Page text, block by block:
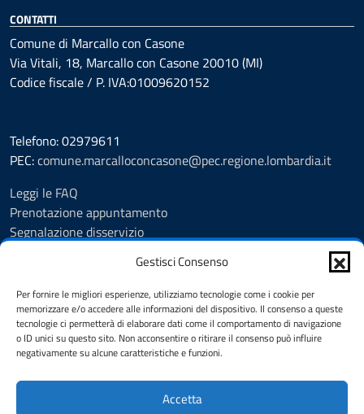
Gestisci Consenso
Per fornire le migliori esperienze, utilizziamo tecnologie come i cookie per
memorizzare e/o accedere alle informazioni del dispositivo. Il consenso a queste
tecnologie ci permetterà di elaborare dati come il comportamento di navigazione
o ID unici su questo sito. Non acconsentire o ritirare il consenso può influire
negativamente su alcune caratteristiche e funzioni.
Accetta
CONTATTI
Comune di Marcallo con Casone
Via Vitali, 18, Marcallo con Casone 20010 (MI)
Codice fiscale / P. IVA:01009620152
Telefono: 02979611
PEC:comune.marcalloconcasone@pec.regione.lombardia.it
Leggi le FAQ
Prenotazione appuntamento
Segnalazione disservizio
Informativa privacy
Note legali
Dichiarazione di accessibilità
Feedback